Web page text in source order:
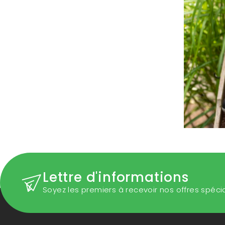
Lettre d'informations
Soyez les premiers à recevoir nos offres